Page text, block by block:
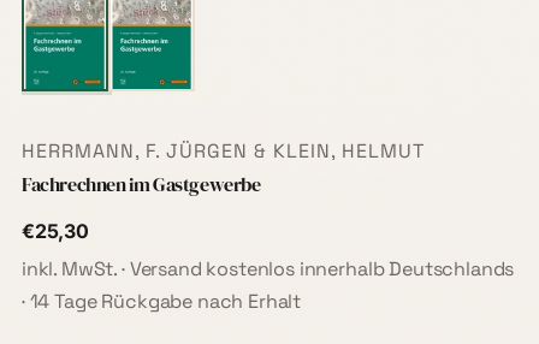
HERRMANN, F. JÜRGEN & KLEIN, HELMUT
Fachrechnen im Gastgewerbe
€25,30
inkl. MwSt. · Versand kostenlos innerhalb Deutschlands
· 14 Tage Rückgabe nach Erhalt